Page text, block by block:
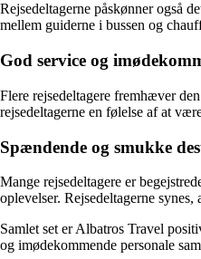
Rejsedeltagerne påskønner også
mellem guiderne i bussen og
God service og
Flere rejsedeltagere fremhæver
rejsedeltagerne en følelse af at
Spændende og smukke
Mange rejsedeltagere er
oplevelser. Rejsedeltagerne
Samlet set er Albatros Travel
og imødekommende personale